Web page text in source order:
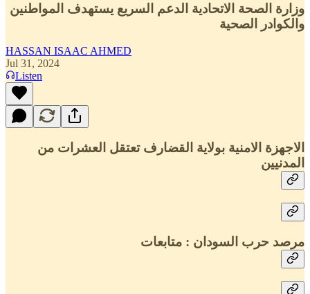
وزارة الصحة الاتحادية الدعم السريع يستهدف المواطنين
والكوادر الصحية
HASSAN ISAAC AHMED
Jul 31, 2024
Listen
الاجهزة الامنية بولاية القضارف تعتقل العشرات من
المدنيين
مرصد حرب السودان : متابعات